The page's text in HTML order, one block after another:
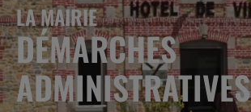
LA MAIRIE
DÉMARCHES
ADMINISTRATIVES